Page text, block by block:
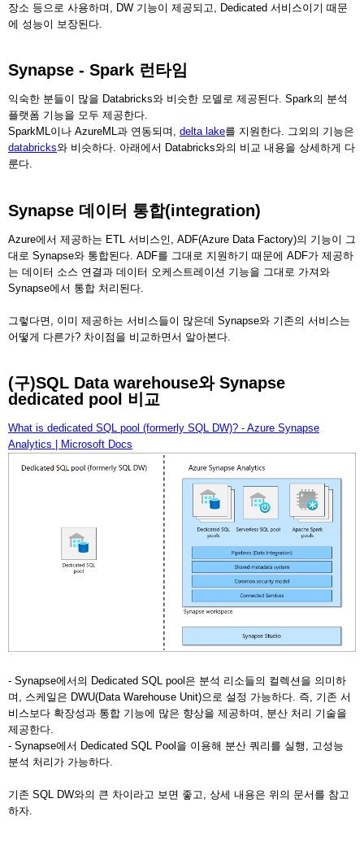
장소 등으로 사용하며, DW 기능이 제공되고, Dedicated 서비스이기 때문
에 성능이 보장된다.
Synapse - Spark 런타임
익숙한 분들이 많을 Databricks와 비슷한 모델로 제공된다. Spark의 분석
플랫폼 기능을 모두 제공한다.
SparkML이나 AzureML과 연동되며, delta lake를 지원한다. 그외의 기능은
databricks와 비슷하다. 아래에서 Databricks와의 비교 내용을 상세하게 다
룬다.
Synapse 데이터 통합(integration)
Azure에서 제공하는 ETL 서비스인, ADF(Azure Data Factory)의 기능이 그
대로 Synapse와 통합된다. ADF를 그대로 지원하기 때문에 ADF가 제공하
는 데이터 소스 연결과 데이터 오케스트레이션 기능을 그대로 가져와
Synapse에서 통합 처리된다.
그렇다면, 이미 제공하는 서비스들이 많은데 Synapse와 기존의 서비스는
어떻게 다른가? 차이점을 비교하면서 알아본다.
(구)SQL Data warehouse와 Synapse
dedicated pool 비교
What is dedicated SQL pool (formerly SQL DW)? - Azure Synapse
Analytics | Microsoft Docs
- Synapse에서의 Dedicated SQL pool은 분석 리소들의 컬렉션을 의미하
며, 스케일은 DWU(Data Warehouse Unit)으로 설정 가능하다. 즉, 기존 서
비스보다 확장성과 통합 기능에 많은 향상을 제공하며, 분산 처리 기술을
제공한다.
- Synapse에서 Dedicated SQL Pool을 이용해 분산 쿼리를 실행, 고성능
분석 처리가 가능하다.
기존 SQL DW와의 큰 차이라고 보면 좋고, 상세 내용은 위의 문서를 참고
하자.